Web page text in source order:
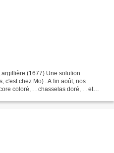
(1677) Une solution
c'est chez Mo) : A fin août, nos
coloré, . . chasselas doré, . . et